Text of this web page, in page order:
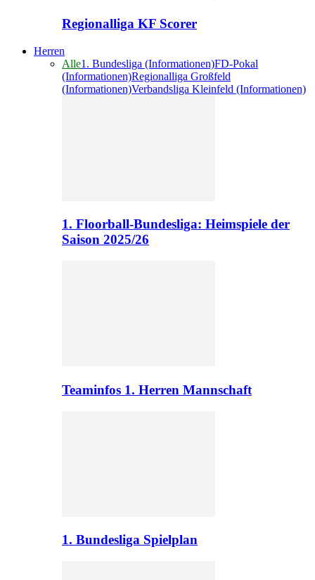
Regionalliga KF Scorer
Herren
Alle1. Bundesliga (Informationen)FD-Pokal
(Informationen)Regionalliga Großfeld
(Informationen)Verbandsliga Kleinfeld (Informationen)
1. Floorball-Bundesliga: Heimspiele der
Saison 2025/26
Teaminfos 1. Herren Mannschaft
1. Bundesliga Spielplan